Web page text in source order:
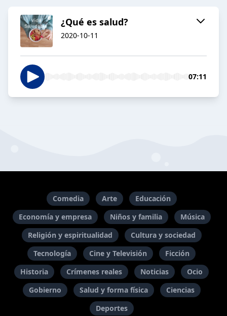
¿Qué es salud?
2020-10-11
07:11
Comedia Arte
Educación
Economía y empresa
Niños y familia
Música
Religión y espiritualidad
Cultura y sociedad
Tecnología
Cine y Televisión
Ficción
Historia
Crímenes reales Noticias
Ocio
Gobierno
Salud y forma física
Ciencias
Deportes